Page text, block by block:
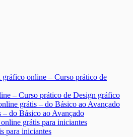
– Curso prático de Design gráfico
do Básico ao Avançado
para iniciantes